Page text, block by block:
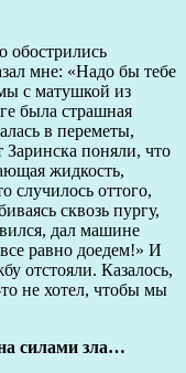
обострились
мне: «Надо бы тебе
с матушкой из
была страшная
в переметы,
Заринска поняли, что
жидкость,
случилось оттого,
сквозь пургу,
дал машине
равно доедем!» И
отстояли. Казалось,
не хотел, чтобы мы
силами зла…